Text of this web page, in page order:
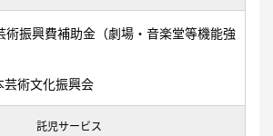
術振興費補助金（劇場・音楽堂等機能強
術文化振興会
託児サービス